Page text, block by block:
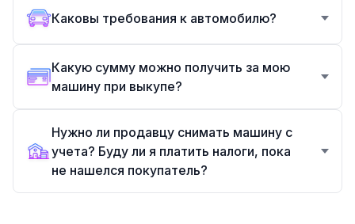
Каковы требования к автомобилю?
Какую сумму можно получить за мою
машину при выкупе?
Нужно ли продавцу снимать машину с
учета? Буду ли я платить налоги, пока
не нашелся покупатель?